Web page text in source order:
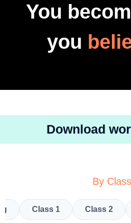
You
you
Download
By Class
Class 1 Class 2